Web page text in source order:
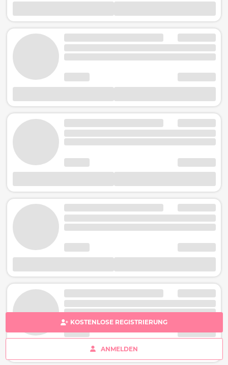
KOSTENLOSE REGISTRIERUNG
ANMELDEN